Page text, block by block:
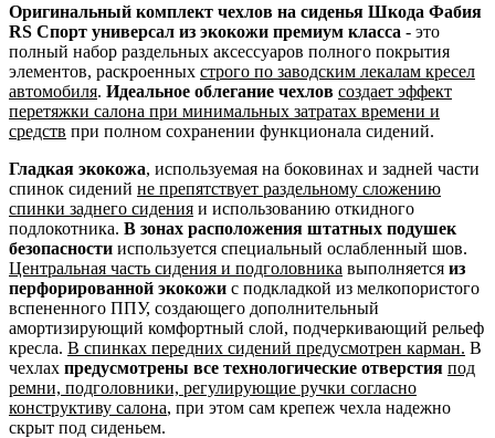
Оригинальный комплект чехлов на сиденья Шкода Фабия
RS Спорт универсал из экокожи премиум класса - это
полный набор раздельных аксессуаров полного покрытия
элементов, раскроенных строго по заводским лекалам кресел
автомобиля. Идеальное облегание чехлов создает эффект
перетяжки салона при минимальных затратах времени и
средств при полном сохранении функционала сидений.
Гладкая экокожа, используемая на боковинах и задней части
спинок сидений не препятствует раздельному сложению
спинки заднего сидения и использованию откидного
подлокотника. В зонах расположения штатных подушек
безопасности используется специальный ослабленный шов.
Центральная часть сидения и подголовника выполняется из
перфорированной экокожи с подкладкой из мелкопористого
вспененного ППУ, создающего дополнительный
амортизирующий комфортный слой, подчеркивающий рельеф
кресла. В спинках передних сидений предусмотрен карман. В
чехлах предусмотрены все технологические отверстия под
ремни, подголовники, регулирующие ручки согласно
конструктиву салона, при этом сам крепеж чехла надежно
скрыт под сиденьем.